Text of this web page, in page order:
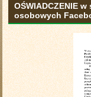
OŚWIADCZENIE
osobowych